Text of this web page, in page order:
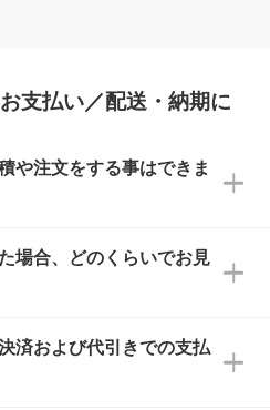
支払い／配送・納期に
や注文をする事はできま
ォームにて『ゲストの
進みのうえ、ご依頼く
場合、どのくらいでお見
送りしております。混
間をいただくこともご
済および代引きでの支払